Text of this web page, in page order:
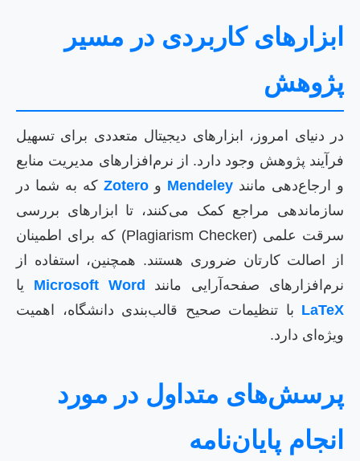
ابزارهای کاربردی در مسیر
پژوهش
در دنیای امروز، ابزارهای دیجیتال متعددی برای تسهیل
فرآیند پژوهش وجود دارد. از نرم‌افزارهای مدیریت منابع
و ارجاع‌دهی مانند Mendeley و Zotero که به شما در
سازماندهی مراجع کمک می‌کنند، تا ابزارهای بررسی
سرقت علمی (Plagiarism Checker) که برای اطمینان
از اصالت کارتان ضروری هستند. همچنین، استفاده از
نرم‌افزارهای صفحه‌آرایی مانند
Microsoft Word یا
LaTeX با تنظیمات صحیح قالب‌بندی دانشگاه، اهمیت
ویژه‌ای دارد.
پرسش‌های متداول در مورد
انجام پایان‌نامه